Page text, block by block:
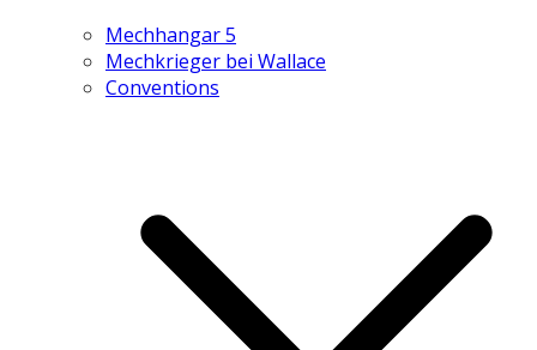
Mechhangar 5
Mechkrieger bei Wallace
Conventions